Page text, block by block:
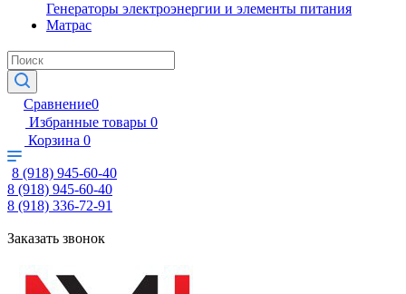
Генераторы электроэнергии и элементы питания
Матрас
Сравнение0
Избранные товары 0
Корзина 0
8 (918) 945-60-40
8 (918) 945-60-40
8 (918) 336-72-91
Заказать звонок